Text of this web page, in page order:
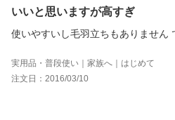
いいと思いますが高すぎ
使いやすいし毛羽立ちもありません
実用品・普段使い｜家族へ｜はじめて
注文日：2016/03/10